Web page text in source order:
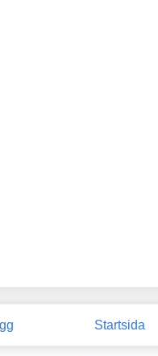
Startsida